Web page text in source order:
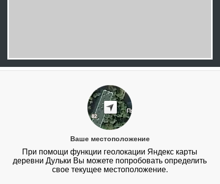
Ваше местоположение
При помощи функции геолокации Яндекс карты
деревни Дульки Вы можете попробовать определить
свое текущее местоположение.